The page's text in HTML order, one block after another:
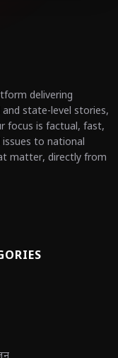
delivering
state-level stories,
focus is factual, fast,
to national
matter, directly from